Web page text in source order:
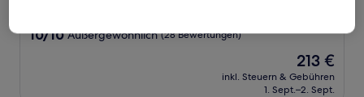
Unterkunft
10.0
10/10 Außergewöhnlich (28 Bewertungen)
Der
Preis
beträgt
213 €
inkl. Steuern & Gebühren
1. Sept.–2. Sept.